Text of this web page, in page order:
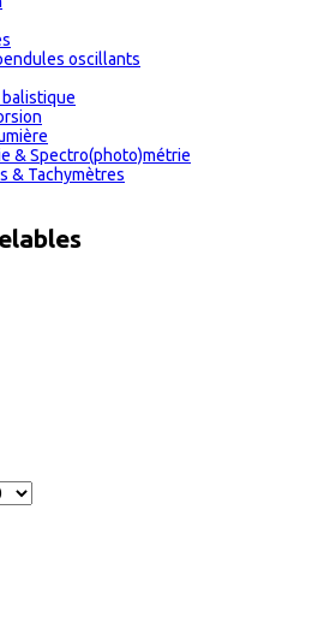
oscillants
& Spectro(photo)métrie
& Tachymètres